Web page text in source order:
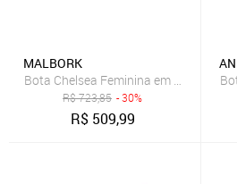
MALBORK
Bota Chelsea Feminina em Couro
R$723,85 - 30%
R$ 509,99